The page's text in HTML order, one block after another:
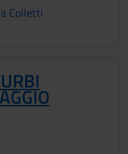
Colletti